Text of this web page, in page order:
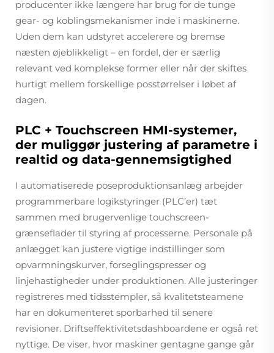
producenter ikke længere har brug for de tunge
gear- og koblingsmekanismer inde i maskinerne.
Uden dem kan udstyret accelerere og bremse
næsten øjeblikkeligt – en fordel, der er særlig
relevant ved komplekse former eller når der skiftes
hurtigt mellem forskellige posstørrelser i løbet af
dagen.
PLC + Touchscreen HMI-systemer,
der muliggør justering af parametre i
realtid og data-gennemsigtighed
I automatiserede poseproduktionsanlæg arbejder
programmerbare logikstyringer (PLC’er) tæt
sammen med brugervenlige touchscreen-
grænseflader til styring af processerne. Personale på
anlægget kan justere vigtige indstillinger som
opvarmningskurver, forseglingspresser og
linjehastigheder under produktionen. Alle justeringer
registreres med tidsstempler, så kvalitetsteamene
har en dokumenteret sporbarhed til senere
revisioner. Driftseffektivitetsdashboardene er også ret
nyttige. De viser, hvor maskiner gentagne gange går